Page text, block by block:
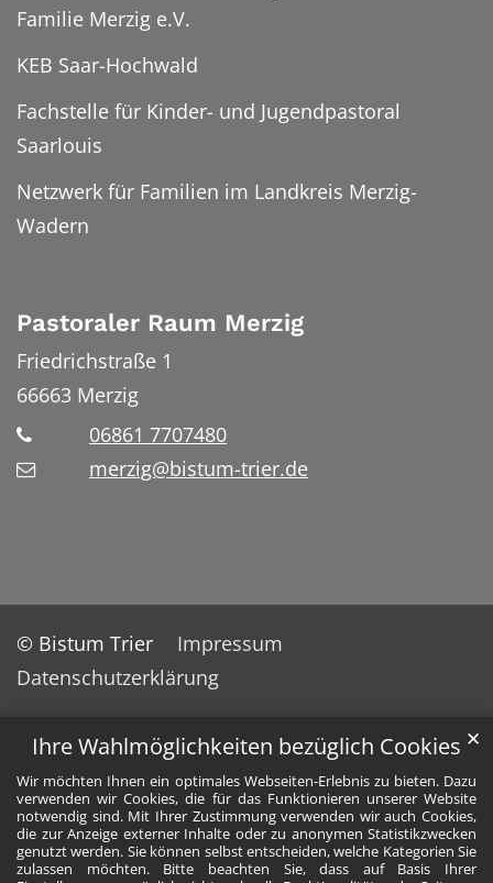
Ihre Wahlmöglichkeiten bezüglich Cookies
Wir möchten Ihnen ein optimales Webseiten-Erlebnis zu bieten. Dazu
verwenden wir Cookies, die für das Funktionieren unserer Website
notwendig sind. Mit Ihrer Zustimmung verwenden wir auch Cookies,
die zur Anzeige externer Inhalte oder zu anonymen Statistikzwecken
genutzt werden. Sie können selbst entscheiden, welche Kategorien Sie
zulassen möchten. Bitte beachten Sie, dass auf Basis Ihrer
✕
Familie Merzig e.V.
KEB Saar-Hochwald
Fachstelle für Kinder- und Jugendpastoral
Saarlouis
Netzwerk für Familien im Landkreis Merzig-
Wadern
Pastoraler Raum Merzig
Friedrichstraße 1
66663 Merzig
06861 7707480
merzig@bistum-trier.de
© Bistum Trier
Impressum
Datenschutzerklärung